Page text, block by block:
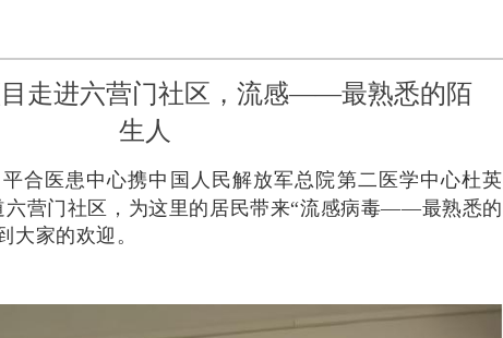
走进六营门社区，流感——最熟悉的陌
生人
平合医患中心携中国人民解放军总院第二医学中心杜英
六营门社区，为这里的居民带来“流感病毒——最熟悉的
大家的欢迎。